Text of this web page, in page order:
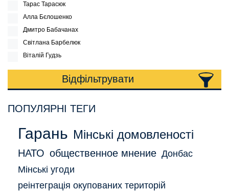
Тарас Тарасюк
Алла Бєлошенко
Дмитро Бабачанах
Світлана Барбелюк
Віталій Гудзь
Відфільтрувати
ПОПУЛЯРНІ ТЕГИ
Гарань Мінські домовленості
НАТО общественное мнение Донбас
Мінські угоди
реінтеграція окупованих територій